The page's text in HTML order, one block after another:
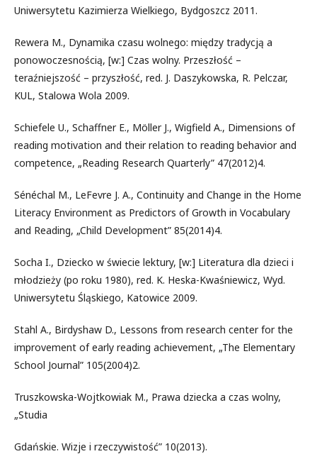
Uniwersytetu Kazimierza Wielkiego, Bydgoszcz 2011.
Rewera M., Dynamika czasu wolnego: między tradycją a
ponowoczesnością, [w:] Czas wolny. Przeszłość –
teraźniejszość – przyszłość, red. J. Daszykowska, R. Pelczar,
KUL, Stalowa Wola 2009.
Schiefele U., Schaffner E., Möller J., Wigfield A., Dimensions of
reading motivation and their relation to reading behavior and
competence, „Reading Research Quarterly” 47(2012)4.
Sénéchal M., LeFevre J. A., Continuity and Change in the Home
Literacy Environment as Predictors of Growth in Vocabulary
and Reading, „Child Development” 85(2014)4.
Socha I., Dziecko w świecie lektury, [w:] Literatura dla dzieci i
młodzieży (po roku 1980), red. K. Heska-Kwaśniewicz, Wyd.
Uniwersytetu Śląskiego, Katowice 2009.
Stahl A., Birdyshaw D., Lessons from research center for the
improvement of early reading achievement, „The Elementary
School Journal” 105(2004)2.
Truszkowska-Wojtkowiak M., Prawa dziecka a czas wolny,
„Studia
Gdańskie. Wizje i rzeczywistość” 10(2013).